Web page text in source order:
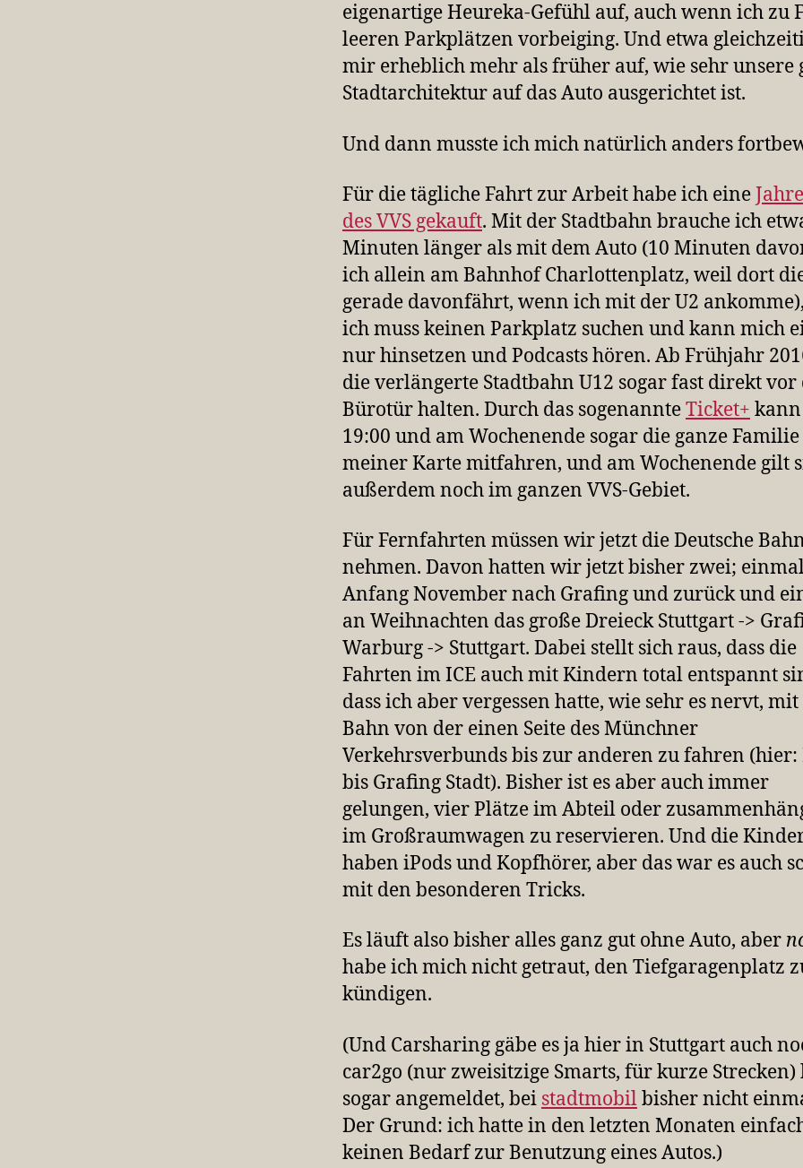
eigenartige Heureka-Gefühl auf, auch wenn ich zu
leeren Parkplätzen vorbeiging. Und etwa
mir erheblich mehr als früher auf, wie sehr unsere
Stadtarchitektur auf das Auto ausgerichtet ist.
Und dann musste ich mich natürlich anders
Für die tägliche Fahrt zur Arbeit habe ich eine
des VVS gekauft. Mit der Stadtbahn brauche ich
Minuten länger als mit dem Auto (10 Minuten
ich allein am Bahnhof Charlottenplatz, weil dort
gerade davonfährt, wenn ich mit der U2
ich muss keinen Parkplatz suchen und kann mich
nur hinsetzen und Podcasts hören. Ab Frühjahr
die verlängerte Stadtbahn U12 sogar fast direkt vor
Bürotür halten. Durch das sogenannteTicket+
19:00 und am Wochenende sogar die ganze
meiner Karte mitfahren, und am Wochenende gilt
außerdem noch im ganzen VVS-Gebiet.
Für Fernfahrten müssen wir jetzt die Deutsche
nehmen. Davon hatten wir jetzt bisher zwei;
Anfang November nach Grafing und zurück und
an Weihnachten das große Dreieck Stuttgart ->
Warburg -> Stuttgart. Dabei stellt sich raus, dass die
Fahrten im ICE auch mit Kindern total entspannt
dass ich aber vergessen hatte, wie sehr es nervt, mit
Bahn von der einen Seite des Münchner
Verkehrsverbunds bis zur anderen zu fahren (hier:
bis Grafing Stadt). Bisher ist es aber auch immer
gelungen, vier Plätze im Abteil oder
im Großraumwagen zu reservieren. Und die
haben iPods und Kopfhörer, aber das war es auch
mit den besonderen Tricks.
Es läuft also bisher alles ganz gut ohne Auto, aber
habe ich mich nicht getraut, den Tiefgaragenplatz
kündigen.
(Und Carsharing gäbe es ja hier in Stuttgart auch
car2go (nur zweisitzige Smarts, für kurze
sogar angemeldet, bei stadtmobilbisher nicht
Der Grund: ich hatte in den letzten Monaten
keinen Bedarf zur Benutzung eines Autos.)